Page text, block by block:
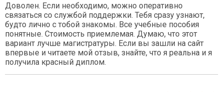
Доволен. Если необходимо, можно оперативно
связаться со службой поддержки. Тебя сразу узнают,
будто лично с тобой знакомы. Все учебные пособия
понятные. Стоимость приемлемая. Думаю, что этот
вариант лучше магистратуры. Если вы зашли на сайт
впервые и читаете мой отзыв, знайте, что я реальна и я
получила красный диплом.